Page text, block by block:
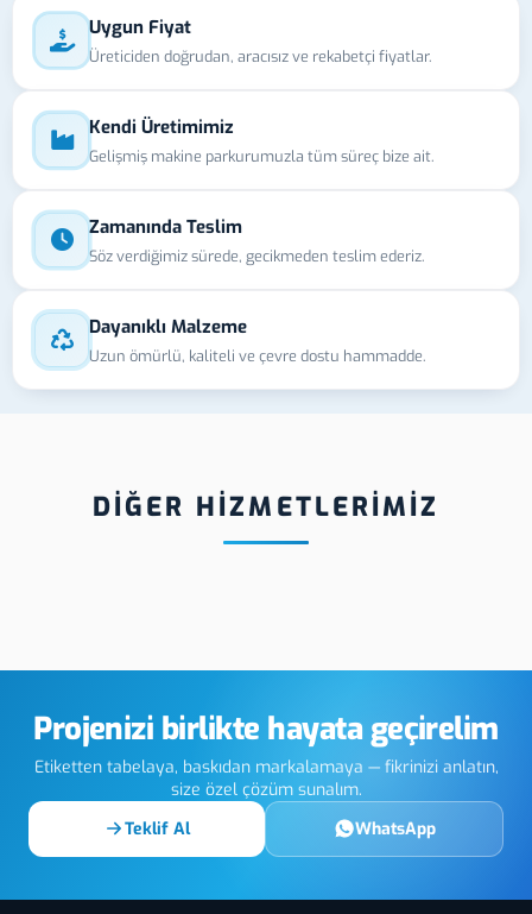
Uygun Fiyat
Üreticiden doğrudan, aracısız ve rekabetçi fiyatlar.
Kendi Üretimimiz
Gelişmiş makine parkurumuzla tüm süreç bize ait.
Zamanında Teslim
Söz verdiğimiz sürede, gecikmeden teslim ederiz.
Dayanıklı Malzeme
Uzun ömürlü, kaliteli ve çevre dostu hammadde.
DİĞER HİZMETLERİMİZ
Projenizi birlikte hayata geçirelim
Etiketten tabelaya, baskıdan markalamaya — fikrinizi anlatın,
size özel çözüm sunalım.
Teklif Al
WhatsApp